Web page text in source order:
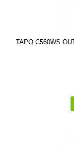
TAPO C560WS